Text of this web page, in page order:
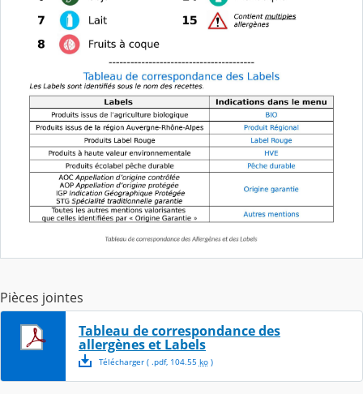
Pièces jointes
Tableau de correspondance des
allergènes et Labels
Télécharger( .pdf, 104.55 ko)